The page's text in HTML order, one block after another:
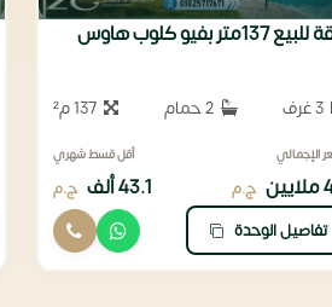
137متر بفيو كلوب هاوس
2 حمام 137 م²
الإجمالي
ج.م
أقل قسط شهري
43.1 ألف ج.م
تفاصيل الوحدة